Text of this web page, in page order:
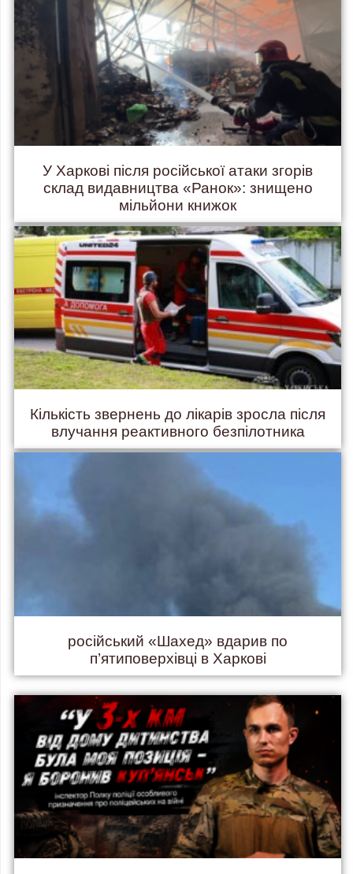
У Харкові після російської атаки згорів
склад видавництва «Ранок»: знищено
мільйони книжок
Кількість звернень до лікарів зросла після
влучання реактивного безпілотника
російський «Шахед» вдарив по
п’ятиповерхівці в Харкові